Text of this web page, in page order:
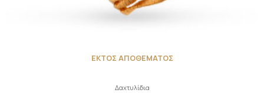
ΕΚΤΟΣ ΑΠΟΘΕΜΑΤΟΣ
Δαχτυλίδια